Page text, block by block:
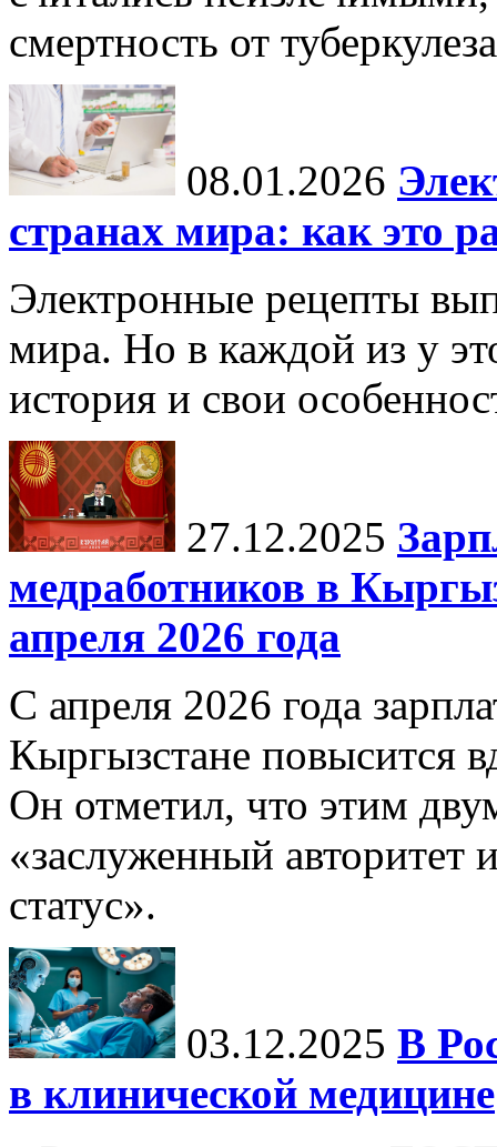
смертность от
08.01.2026
странах мира: как это
Электронные рецепты
мира. Но в каждой из у
история и свои
27.12.2025
медработников в
апреля 2026 года
С апреля 2026 года
Кыргызстане повысится
Он отметил, что этим
«заслуженный
статус».
03.12.2025 В
в клинической медицине